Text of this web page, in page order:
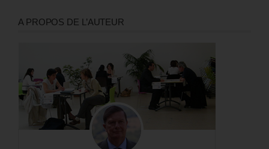
A PROPOS DE L’AUTEUR